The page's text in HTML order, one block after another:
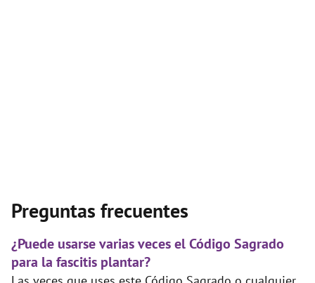
Preguntas frecuentes
¿Puede usarse varias veces el Código Sagrado
para la fascitis plantar?